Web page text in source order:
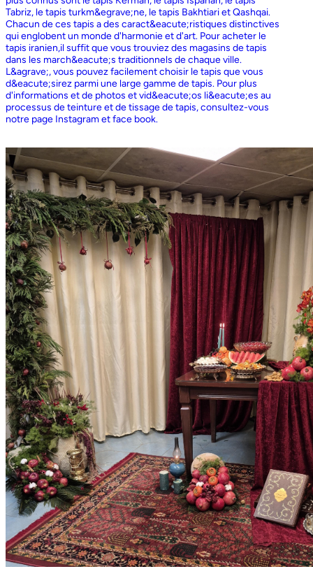
Tabriz, le tapis turkm&egrave;ne, le tapis Bakhtiari et Qashqai.
Chacun de ces tapis a des caract&eacute;ristiques distinctives
qui englobent un monde d'harmonie et d'art. Pour acheter le
tapis iranien,il suffit que vous trouviez des magasins de tapis
dans les march&eacute;s traditionnels de chaque ville.
L&agrave;, vous pouvez facilement choisir le tapis que vous
d&eacute;sirez parmi une large gamme de tapis. Pour plus
d'informations et de photos et vid&eacute;os li&eacute;es au
processus de teinture et de tissage de tapis, consultez-vous
notre page Instagram et face book.